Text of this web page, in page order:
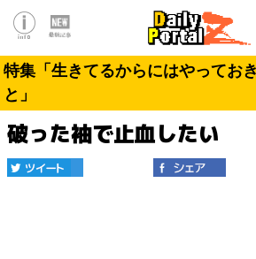
特集「生きてるからにはやってお
と」
破った袖で止血したい